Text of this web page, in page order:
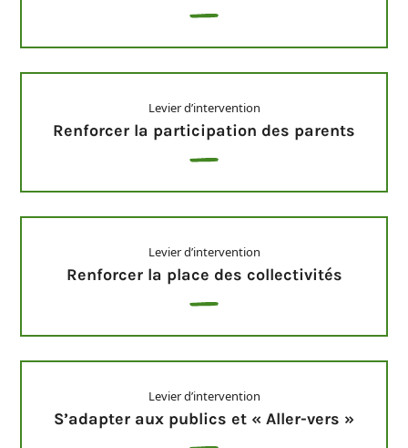
Levier d’intervention
Renforcer la participation des parents
Levier d’intervention
Renforcer la place des collectivités
Levier d’intervention
S’adapter aux publics et « Aller-vers »